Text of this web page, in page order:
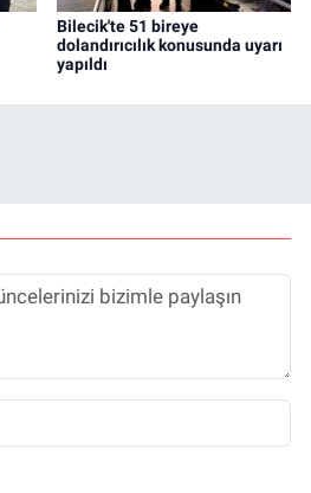
Bilecik'te 51 bireye
dolandırıcılık konusunda uyarı
yapıldı